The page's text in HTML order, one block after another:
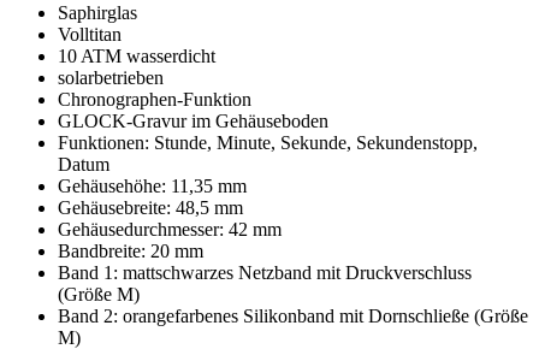
Saphirglas
Volltitan
10 ATM wasserdicht
solarbetrieben
Chronographen-Funktion
GLOCK-Gravur im Gehäuseboden
Funktionen: Stunde, Minute, Sekunde, Sekundenstopp,
Datum
Gehäusehöhe: 11,35 mm
Gehäusebreite: 48,5 mm
Gehäusedurchmesser: 42 mm
Bandbreite: 20 mm
Band 1: mattschwarzes Netzband mit Druckverschluss
(Größe M)
Band 2: orangefarbenes Silikonband mit Dornschließe (Größe
M)